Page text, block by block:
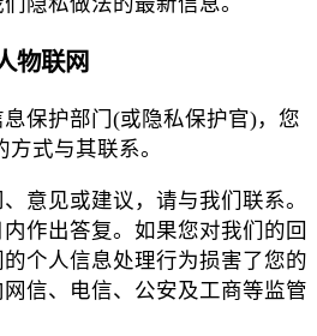
联网
护部门(或隐私保护官)，您
式与其联系。
见或建议，请与我们联系。
作出答复。如果您对我们的回
个人信息处理行为损害了您的
信、电信、公安及工商等监管